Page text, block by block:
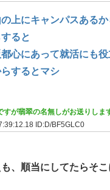
上にキャンパスある
ると
心にあって就活にも
するとマシ
すが翡翠の名無しがお送りしま
ID:D/BF5GLC0
、順当にしてたらそ